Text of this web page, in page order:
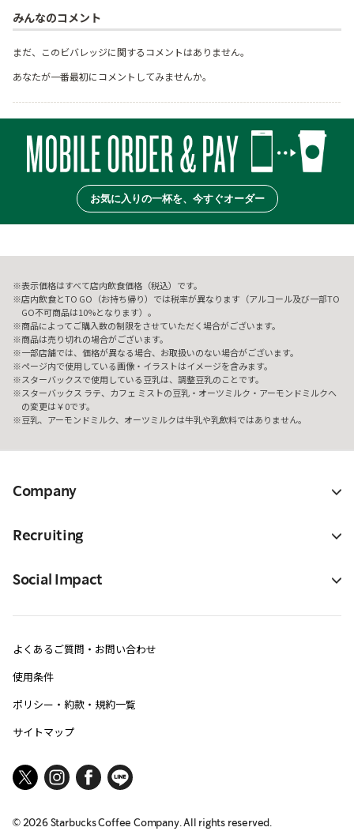
みんなのコメント
まだ、このビバレッジに関するコメントはありません。
あなたが一番最初にコメントしてみませんか。
お気に入りの一杯を、今すぐオーダー
表示価格はすべて店内飲食価格（税込）です。
店内飲食とTO GO（お持ち帰り）では税率が異なります（アルコール及び一部TO
GO不可商品は10%となります）。
商品によってご購入数の制限をさせていただく場合がございます。
商品は売り切れの場合がございます。
一部店舗では、価格が異なる場合、お取扱いのない場合がございます。
ページ内で使用している画像・イラストはイメージを含みます。
スターバックスで使用している豆乳は、調整豆乳のことです。
スターバックス ラテ、カフェ ミストの豆乳・オーツミルク・アーモンドミルクへ
の変更は￥0です。
豆乳、アーモンドミルク、オーツミルクは牛乳や乳飲料ではありません。
Company
Recruiting
Social Impact
よくあるご質問・お問い合わせ
使用条件
ポリシー・約款・規約一覧
サイトマップ
© 2026Starbucks Coffee Company. All rights reserved.